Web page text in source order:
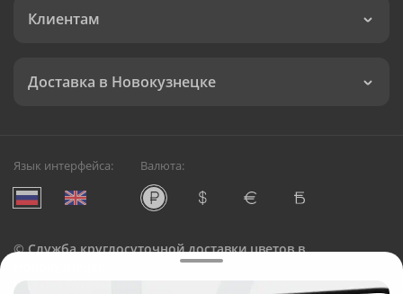
Клиентам
Доставка в Новокузнецке
Язык интерфейса: Валюта:
©Служба круглосуточной доставки цветов в
Русский Букет, 2026